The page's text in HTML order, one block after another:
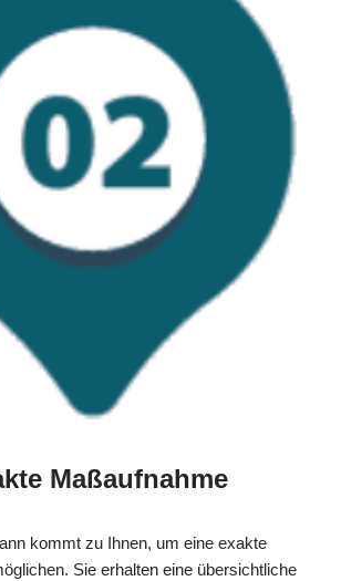
Maßaufnahme
kommt zu Ihnen, um eine exakte
Sie erhalten eine übersichtliche